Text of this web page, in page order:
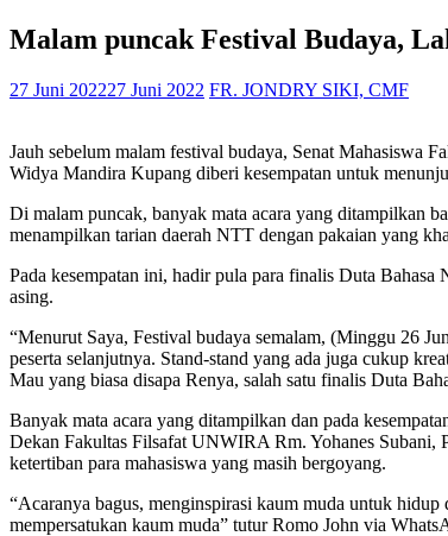
Malam puncak Festival Budaya,
27 Juni 202227 Juni 2022 FR. JONDRY SIKI, CMF
Jauh sebelum malam festival budaya, Senat Mahasiswa
Widya Mandira Kupang diberi kesempatan untuk
Di malam puncak, banyak mata acara yang ditampilkan
menampilkan tarian daerah NTT dengan pakaian yang
Pada kesempatan ini, hadir pula para finalis Duta Bahasa
asing.
“Menurut Saya, Festival budaya semalam, (Minggu 26
peserta selanjutnya. Stand-stand yang ada juga cukup
Mau yang biasa disapa Renya, salah satu finalis Duta
Banyak mata acara yang ditampilkan dan pada
Dekan Fakultas Filsafat UNWIRA Rm. Yohanes Subani,
ketertiban para mahasiswa yang masih bergoyang.
“Acaranya bagus, menginspirasi kaum muda untuk
mempersatukan kaum muda” tutur Romo John via